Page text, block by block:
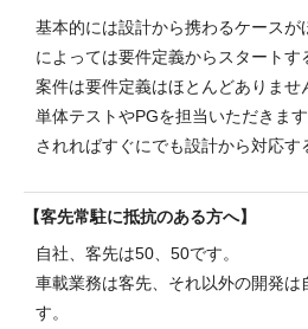
基本的には設計から携わるケースが
によっては要件定義からスタート
案件は要件定義はほとんどありませ
単体テストやPGを担当いただきま
されればすぐにでも設計から対応す
客先常駐に抵抗のある方へ
自社、客先は50、50です。
車載業務は客先、それ以外の開発
す。